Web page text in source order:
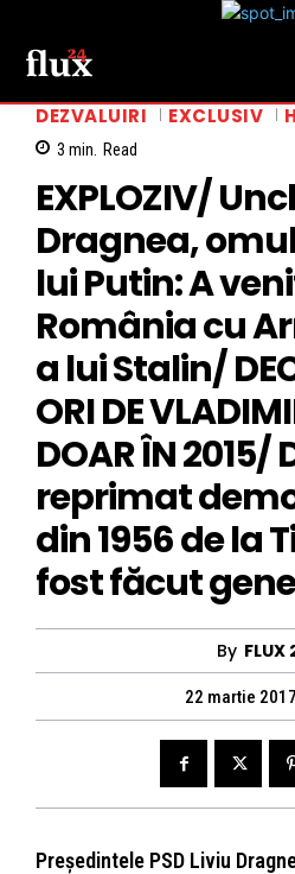
DEZVALUIRI EXCLUSIV
3 min. Read
EXPLOZIV/
Dragnea, omul
lui Putin: A
România cu
a lui Stalin/
ORI DE
DOAR ÎN 2015/
reprimat
din 1956 de la
fost făcut
By FLUX
22 martie
Preşedintele PSD Liviu